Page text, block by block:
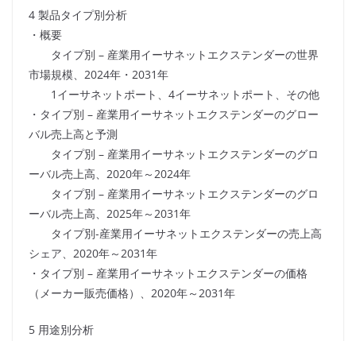
4 製品タイプ別分析
・概要
タイプ別 – 産業用イーサネットエクステンダーの世界
市場規模、2024年・2031年
1イーサネットポート、4イーサネットポート、その他
・タイプ別 – 産業用イーサネットエクステンダーのグロー
バル売上高と予測
タイプ別 – 産業用イーサネットエクステンダーのグロ
ーバル売上高、2020年～2024年
タイプ別 – 産業用イーサネットエクステンダーのグロ
ーバル売上高、2025年～2031年
タイプ別-産業用イーサネットエクステンダーの売上高
シェア、2020年～2031年
・タイプ別 – 産業用イーサネットエクステンダーの価格
（メーカー販売価格）、2020年～2031年
5 用途別分析